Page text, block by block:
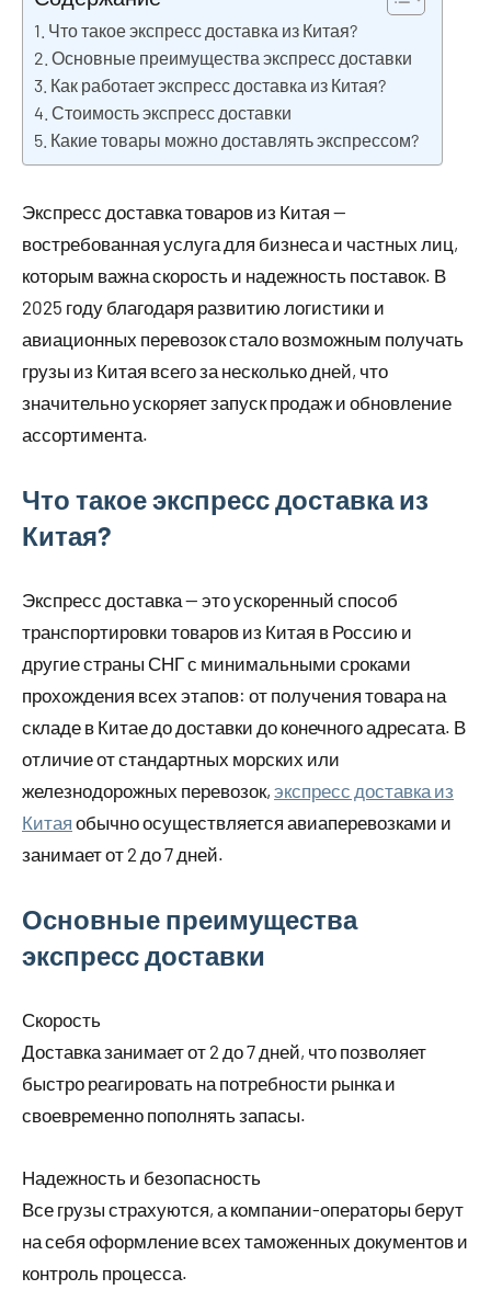
Что такое экспресс доставка из Китая?
Основные преимущества экспресс доставки
Как работает экспресс доставка из Китая?
Стоимость экспресс доставки
Какие товары можно доставлять экспрессом?
Экспресс доставка товаров из Китая —
востребованная услуга для бизнеса и частных лиц,
которым важна скорость и надежность поставок. В
2025 году благодаря развитию логистики и
авиационных перевозок стало возможным получать
грузы из Китая всего за несколько дней, что
значительно ускоряет запуск продаж и обновление
ассортимента.
Что такое экспресс доставка из
Китая?
Экспресс доставка — это ускоренный способ
транспортировки товаров из Китая в Россию и
другие страны СНГ с минимальными сроками
прохождения всех этапов: от получения товара на
складе в Китае до доставки до конечного адресата. В
отличие от стандартных морских или
железнодорожных перевозок, экспресс доставка из
Китая обычно осуществляется авиаперевозками и
занимает от 2 до 7 дней.
Основные преимущества
экспресс доставки
Скорость
Доставка занимает от 2 до 7 дней, что позволяет
быстро реагировать на потребности рынка и
своевременно пополнять запасы.
Надежность и безопасность
Все грузы страхуются, а компании-операторы берут
на себя оформление всех таможенных документов и
контроль процесса.